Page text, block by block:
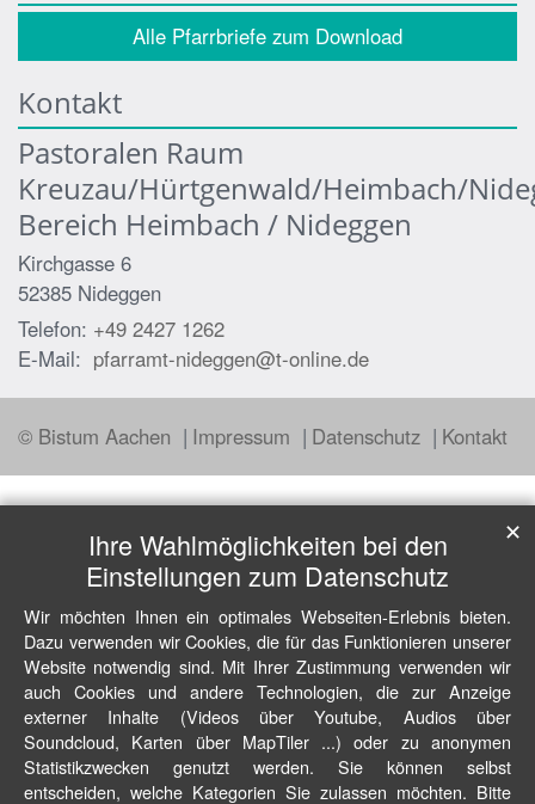
Alle Pfarrbriefe zum Download
Kontakt
Pastoralen Raum
Kreuzau/Hürtgenwald/Heimbach/
Bereich Heimbach / Nideggen
Kirchgasse 6
52385 Nideggen
Telefon: +49 2427 1262
E-Mail: pfarramt-nideggen@t-online.de
© Bistum Aachen Impressum Datenschutz Kontakt
Ihre Wahlmöglichkeiten bei den
Einstellungen zum Datenschutz
Wir möchten Ihnen ein optimales Webseiten-Erlebnis bieten.
Dazu verwenden wir Cookies, die für das Funktionieren unserer
Website notwendig sind. Mit Ihrer Zustimmung verwenden wir
auch Cookies und andere Technologien, die zur Anzeige
externer Inhalte (Videos über Youtube, Audios über
Soundcloud, Karten über MapTiler ...) oder zu anonymen
Statistikzwecken genutzt werden. Sie können selbst
entscheiden, welche Kategorien Sie zulassen möchten. Bitte
✕